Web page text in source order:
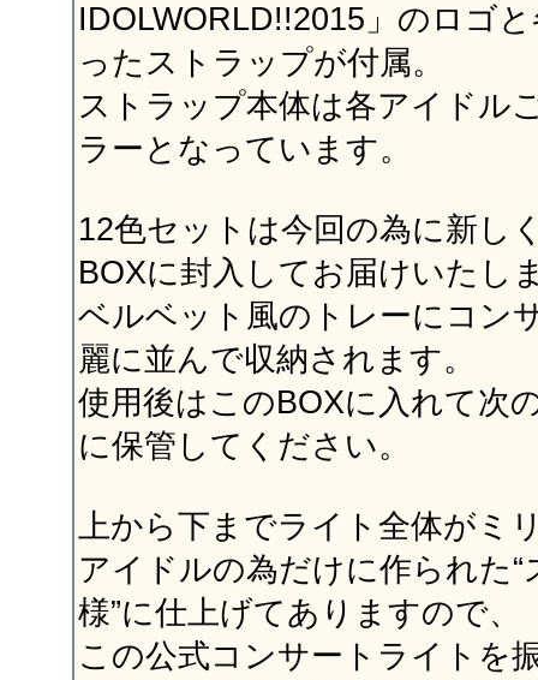
IDOLWORLD!!2015」のロゴ
ったストラップが付属。
ストラップ本体は各アイドル
ラーとなっています。
12色セットは今回の為に新し
BOXに封入してお届けいたし
ベルベット風のトレーにコン
麗に並んで収納されます。
使用後はこのBOXに入れて次
に保管してください。
上から下までライト全体がミ
アイドルの為だけに作られた“
様”に仕上げてありますので、
この公式コンサートライトを